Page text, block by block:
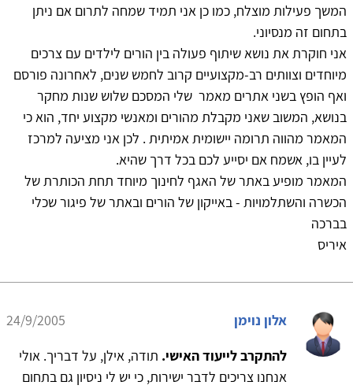
המשך פעילות מוצלח, כמו כן אני תמיד שמחה לתרום אם ניתן
בתחום זה מנסיוני.
אני חוקרת את נושא שיתוף פעולה בין הורים לילדים עם צרכים
מיוחדים וצוותים רב-מקצועיים קרוב לחמש שנים, לאחרונה פורסם
ואף הופץ בשני אתרים מאמר שלי המסכם שלוש שנות מחקר
בנושא, המשוב שאני מקבלת מהורים ומאנשי מקצוע יחד, הוא כי
המאמר מהווה תרומה יישומית אמיתית . לכן אני מציעה למרכז
לעיין בו, אשמח אם יסייע לכם בכל דרך שהיא.
המאמר מופיע באתר של האגף לחינוך מיוחד תחת הכותרת של
הכשרה והשתלמויות - באייקון של הורים ובאתר של פיגור שכלי
בברכה
איריס
אלון נוימן
24/9/2005
להתקרב לייעוד האישי. תודה, אילן, על דבריך. אולי
אנחנו צריכים לדבר ישירות, כי יש לי ניסיון גם בתחום